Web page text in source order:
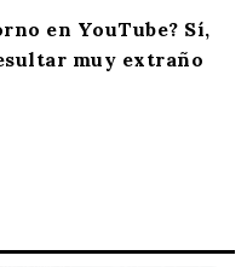
en YouTube? Sí,
muy extraño